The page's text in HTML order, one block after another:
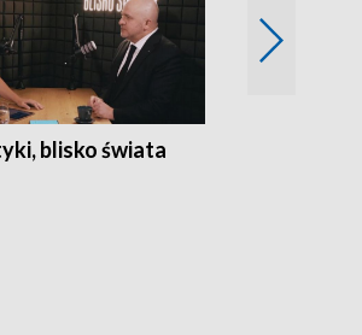
blisko świata